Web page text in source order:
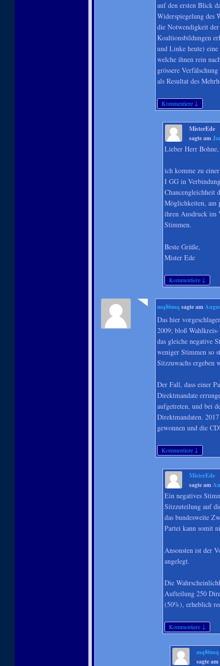
auf den ersten Blick
Widerspiegelung des
die Notwendigkeit
Koaltionsbildungen
und Linke heute)
welche ihnen rein
grössere
als Resultat des
Kommentiere ↓
MisterEde
sagte am
Lieber Herr Bohne,
ich komme zu
I GG in
Chancengleichheit
Möglichkeiten, am
ihren Ausdruck im
Stimmen.
Beste Grüße,
Mister Ede
Kommentiere ↓
mq86mq sagte am
Das hier
2009; bloß
das gleiche negative
weniger Stimmen so
Sitzzuwachs ergeben
Der Fall, dass einer
Direktmandate
aufgetreten, und bei
Direktmandaten.
gewonnen und die
Kommentiere ↓
MisterEde
sagte am
Ein negatives
Sitzzuteilung auf
das bundesweite
Partei kann somit
Ansonsten ist der
angelegt.
Die
Aufteilung 250
(50%), erheblich
Kommentiere ↓
mq86mq
sagte am